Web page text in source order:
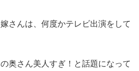
さんは、何度かテレビ出演をして
奥さん美人すぎ！と話題になって